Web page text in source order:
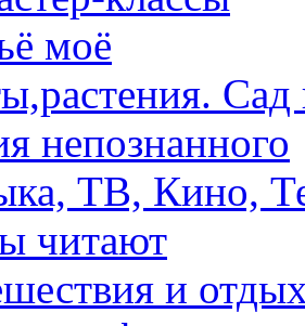
моё
Сад
непознанного
ТВ, Кино,
читают
и